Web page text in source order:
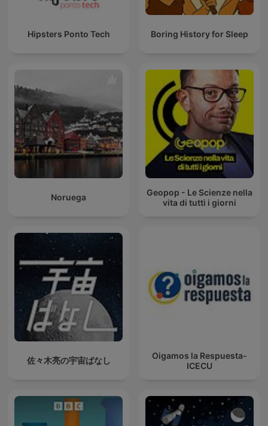
Hipsters Ponto Tech Boring History for Sleep
Noruega
Geopop - Le Scienze nella
vita di tutti i giorni
佐々木亮の宇宙ばなし
Oigamos la Respuesta-
ICECU